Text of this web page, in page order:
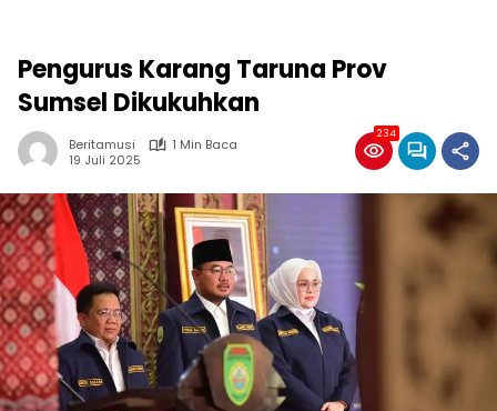
Pengurus Karang Taruna Prov
Sumsel Dikukuhkan
Beritamusi
1 Min Baca
19 Juli 2025
234